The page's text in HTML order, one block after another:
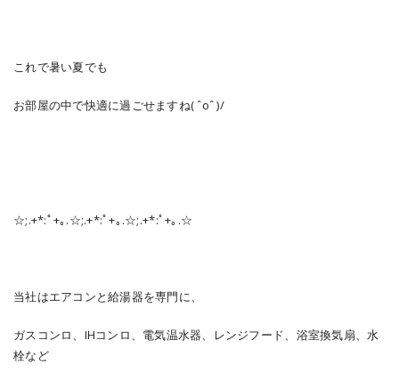
これで暑い夏でも
お部屋の中で快適に過ごせますね( ˆoˆ )/
☆;.+*:ﾟ+｡.☆;.+*:ﾟ+｡.☆;.+*:ﾟ+｡.☆
当社はエアコンと給湯器を専門に、
ガスコンロ、IHコンロ、電気温水器、レンジフード、浴室換気扇、水
栓など